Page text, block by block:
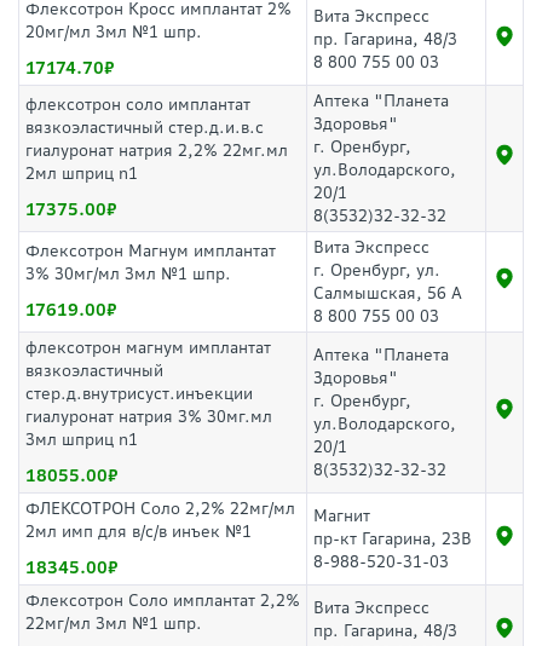
Флексотрон Кросс имплантат 2%
20мг/мл 3мл №1 шпр.
17174.70
Вита Экспресс
пр. Гагарина, 48/3
8 800 755 00 03
флексотрон соло имплантат
вязкоэластичный стер.д.и.в.с
гиалуронат натрия 2,2% 22мг.мл
2мл шприц n1
17375.00
Аптека "Планета
Здоровья"
г. Оренбург,
ул.Володарского,
20/1
8(3532)32-32-32
Флексотрон Магнум имплантат
3% 30мг/мл 3мл №1 шпр.
17619.00
Вита Экспресс
г. Оренбург, ул.
Салмышская, 56 А
8 800 755 00 03
флексотрон магнум имплантат
вязкоэластичный
стер.д.внутрисуст.инъекции
гиалуронат натрия 3% 30мг.мл
3мл шприц n1
18055.00
Аптека "Планета
Здоровья"
г. Оренбург,
ул.Володарского,
20/1
8(3532)32-32-32
ФЛЕКСОТРОН Соло 2,2% 22мг/мл
2мл имп для в/с/в инъек №1
18345.00
Магнит
пр-кт Гагарина, 23В
8-988-520-31-03
Флексотрон Соло имплантат 2,2%
22мг/мл 3мл №1 шпр.
Вита Экспресс
пр. Гагарина, 48/3